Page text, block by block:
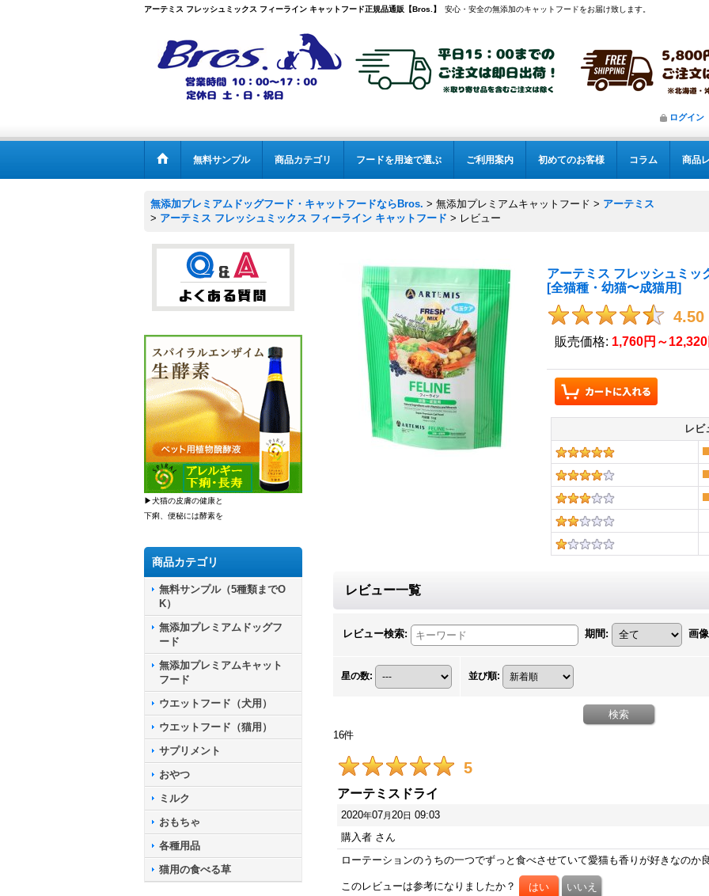
アーテミス フレッシュミックス フィーライン キャットフード正規品通販【Bros.】 安心・安全の無添加のキャットフードをお届け致します。
ログイン
無料サンプル 商品カテゴリ フードを用途で選ぶ ご利用案内 初めてのお客様 コラム 商品
無添加プレミアムドッグフード・キャットフードならBros. > 無添加プレミアムキャットフード > アーテミス
> アーテミス フレッシュミックス フィーライン キャットフード > レビュー
▶犬猫の皮膚の健康と
下痢、便秘には酵素を
商品カテゴリ
無料サンプル（5種類までO
K）
無添加プレミアムドッグフ
ード
無添加プレミアムキャット
フード
ウエットフード（犬用）
ウエットフード（猫用）
サプリメント
おやつ
ミルク
おもちゃ
各種用品
猫用の食べる草
アーテミス フレッシュミッ
[全猫種・幼猫〜成猫用]
4.50
販売価格: 1,760円～12,320
レビ
レビュー一覧
レビュー検索: 期間 : 画像
星の数: 並び順:
16件
5
アーテミスドライ
2020年07月20日 09:03
購入者 さん
ローテーションのうちの一つでずっと食べさせていて愛猫も香りが好きなのか
このレビューは参考になりましたか？